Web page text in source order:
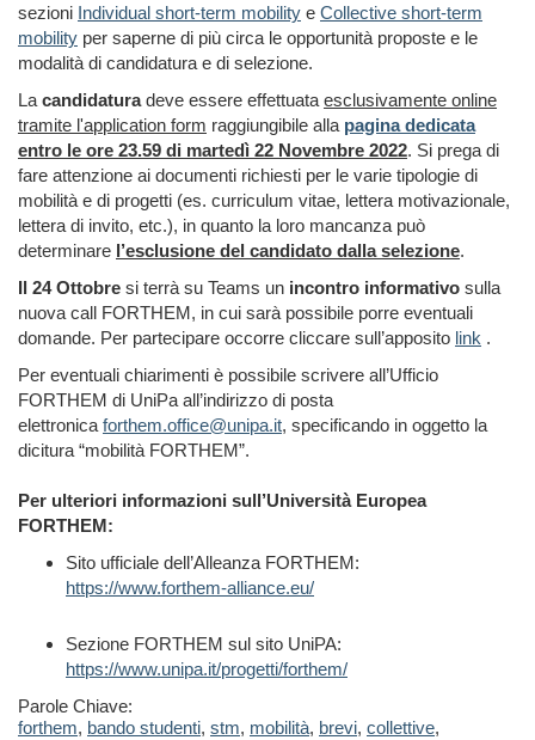
sezioni Individual short-term mobility e Collective short-term
mobility per saperne di più circa le opportunità proposte e le
modalità di candidatura e di selezione.
Lacandidaturadeve essere effettuataesclusivamente online
tramite l'application form raggiungibile alla pagina dedicata
entro le ore 23.59 di martedì 22 Novembre 2022. Si prega di
fare attenzione ai documenti richiesti per le varie tipologie di
mobilità e di progetti (es. curriculum vitae, lettera motivazionale,
lettera di invito, etc.), in quanto la loro mancanza può
determinare l’esclusione del candidato dalla selezione.
Il 24 Ottobre si terrà su Teams un incontro informativo sulla
nuova call FORTHEM, in cui sarà possibile porre eventuali
domande. Per partecipare occorre cliccare sull’apposito link .
Per eventuali chiarimenti è possibile scrivere all’Ufficio
FORTHEM di UniPa all’indirizzo di posta
elettronicaforthem.office@unipa.it, specificando in oggetto la
dicitura “mobilità FORTHEM”.
Per ulteriori informazioni sull’Università Europea
FORTHEM:
Sito ufficiale dell’Alleanza FORTHEM:
https://www.forthem-alliance.eu/
Sezione FORTHEM sul sito UniPA:
https://www.unipa.it/progetti/forthem/
Parole Chiave:
forthem, bando studenti, stm, mobilità, brevi, collettive,